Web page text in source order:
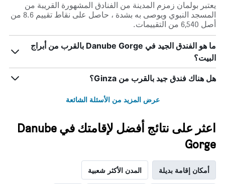
يعتبر بولمان زمزم المدينة من الفنادق المشهورة القريبة من
المسجد النبوي ويوصى به بشدة ، حاصل على نقاط تقييم 8.6 من
أصل 6,540 من التقييمات.
ما هو الفندق الجيد في Danube Gorge بالقرب من أبراج
البيت؟
هل هناك فندق جيد بالقرب من Ginza؟
عرض المزيد من الأسئلة الشائعة
اعثر على نتائج أفضل لإقامتك في Danube
Gorge
أمكان إقامة بديلة المدن الأكثر شعبية